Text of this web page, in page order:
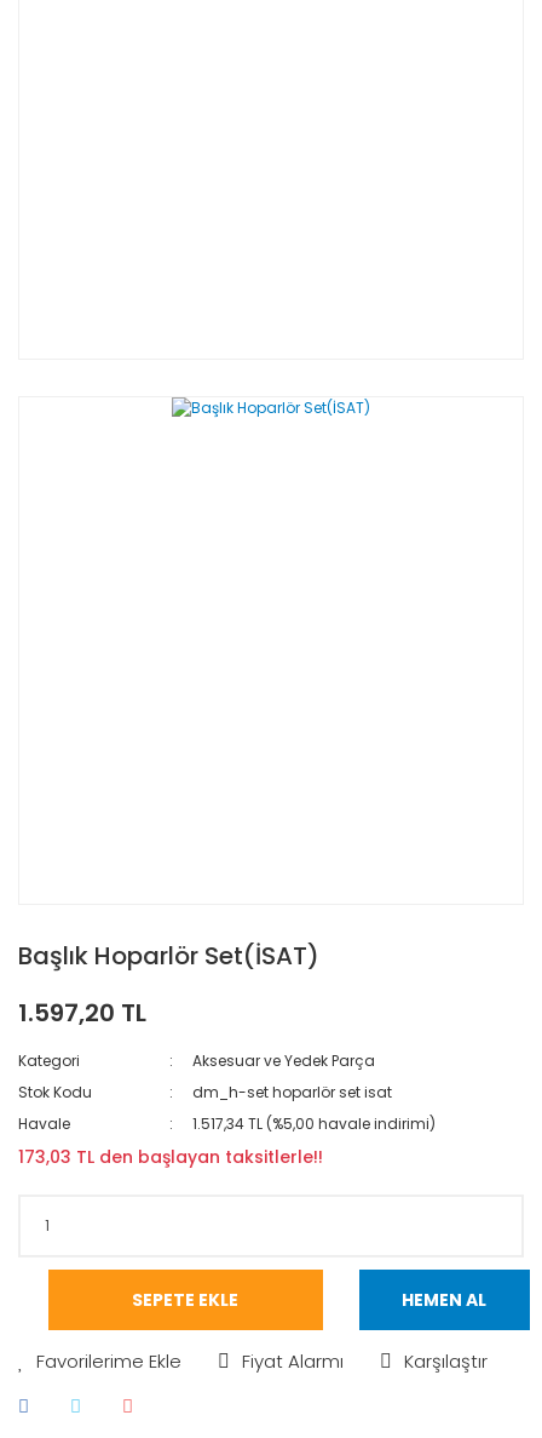
Başlık Hoparlör Set(İSAT)
1.597,20 TL
Kategori
Aksesuar ve Yedek Parça
Stok Kodu
dm_h-set hoparlör set isat
Havale
1.517,34 TL (%5,00 havale indirimi)
173,03 TL den başlayan taksitlerle!!
SEPETE EKLE HEMEN AL
Fiyat Alarmı Karşılaştır